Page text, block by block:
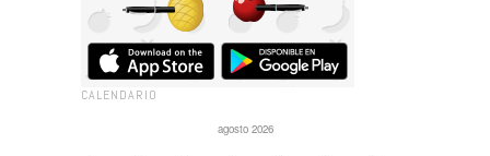
CALENDARIO
agosto 2026